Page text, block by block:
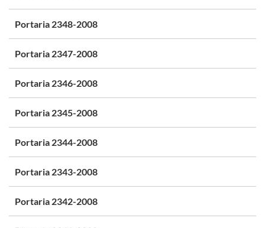
Portaria 2348-2008
Portaria 2347-2008
Portaria 2346-2008
Portaria 2345-2008
Portaria 2344-2008
Portaria 2343-2008
Portaria 2342-2008